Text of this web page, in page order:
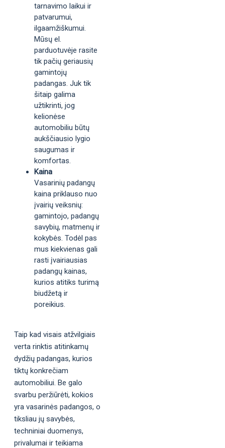
tarnavimo laikui ir
patvarumui,
ilgaamžiškumui.
Mūsų el.
parduotuvėje rasite
tik pačių geriausių
gamintojų
padangas. Juk tik
šitaip galima
užtikrinti, jog
kelionėse
automobiliu būtų
aukščiausio lygio
saugumas ir
komfortas.
Kaina
Vasarinių padangų
kaina priklauso nuo
įvairių veiksnių:
gamintojo, padangų
savybių, matmenų ir
kokybės. Todėl pas
mus kiekvienas gali
rasti įvairiausias
padangų kainas,
kurios atitiks turimą
biudžetą ir
poreikius.
Taip kad visais atžvilgiais
verta rinktis atitinkamų
dydžių padangas, kurios
tiktų konkrečiam
automobiliui. Be galo
svarbu peržiūrėti, kokios
yra vasarinės padangos, o
tiksliau jų savybės,
techniniai duomenys,
privalumai ir teikiama